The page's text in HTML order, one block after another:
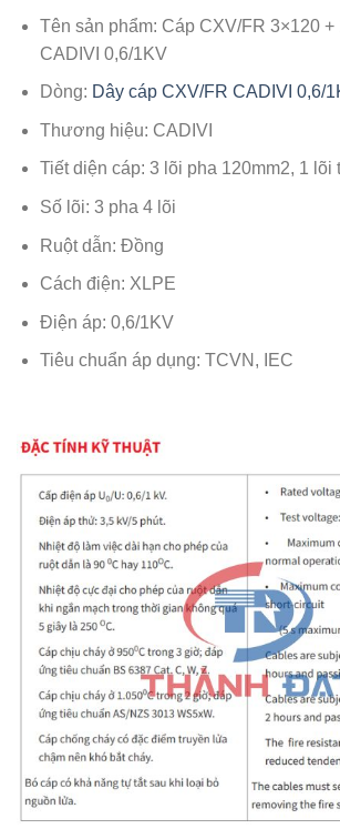
Tên sản phẩm: Cáp CXV/FR 3×120 +
CADIVI 0,6/1KV
Dòng: Dây cáp CXV/FR CADIVI 0,6/
Thương hiệu: CADIVI
Tiết diện cáp: 3 lõi pha 120mm2, 1 lõi
Số lõi: 3 pha 4 lõi
Ruột dẫn: Đồng
Cách điện: XLPE
Điện áp: 0,6/1KV
Tiêu chuẩn áp dụng: TCVN, IEC